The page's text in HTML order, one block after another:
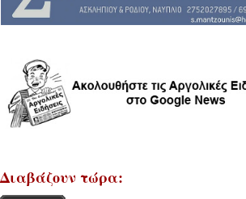
Διαβάζουν τώρα: